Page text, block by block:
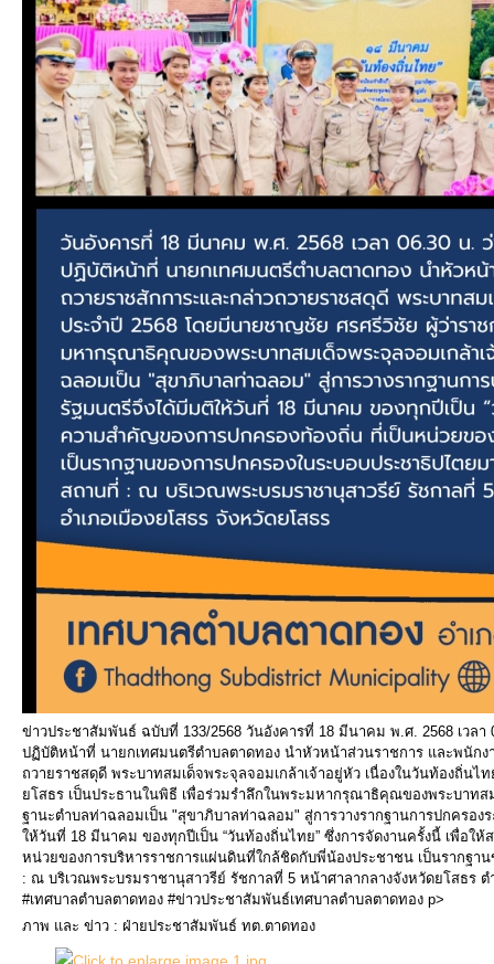
ข่าวประชาสัมพันธ์ ฉบับที่ 133/2568 วันอังคารที่ 18 มีนาคม พ.ศ. 2568 เวล
ปฏิบัติหน้าที่ นายกเทศมนตรีตำบลตาดทอง นำหัวหน้าส่วนราชการ และพนักง
ถวายราชสดุดี พระบาทสมเด็จพระจุลจอมเกล้าเจ้าอยู่หัว เนื่องในวันท้องถิ่น
ยโสธร เป็นประธานในพิธี เพื่อร่วมรำลึกในพระมหากรุณาธิคุณของพระบาทส
ฐานะตำบลท่าฉลอมเป็น "สุขาภิบาลท่าฉลอม" สู่การวางรากฐานการปกครอ
ให้วันที่ 18 มีนาคม ของทุกปีเป็น “วันท้องถิ่นไทย” ซึ่งการจัดงานครั้งนี้ เพื่อ
หน่วยของการบริหารราชการแผ่นดินที่ใกล้ชิดกับพี่น้องประชาชน เป็นรากฐ
: ณ บริเวณพระบรมราชานุสาวรีย์ รัชกาลที่ 5 หน้าศาลากลางจังหวัดยโสธร ต
#เทศบาลตำบลตาดทอง #ข่าวประชาสัมพันธ์เทศบาลตำบลตาดทอง p>
ภาพ และ ข่าว : ฝ่ายประชาสัมพันธ์ ทต.ตาดทอง